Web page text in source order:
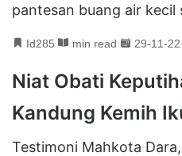
pantesan buang air kecil
Id285 min read 29-11-22
Niat Obati
Kandung Kemih
Testimoni Mahkota